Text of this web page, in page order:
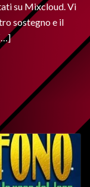
su Mixcloud. Vi
sostegno e il